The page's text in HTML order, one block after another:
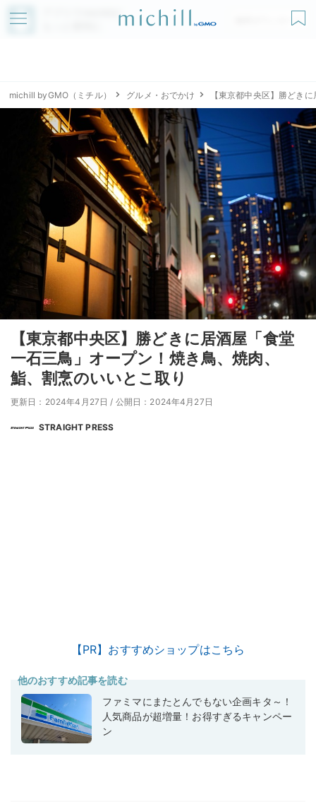
アプリでmichillが
無料ダウンロード
michill byGMO（ミチル） グルメ・おでかけ 【東京都中央区】勝どき
【東京都中央区】勝どきに居酒屋「食堂
一石三鳥」オープン！焼き鳥、焼肉、
鮨、割烹のいいとこ取り
更新日：2024年4月27日 / 公開日：2024年4月27日
STRAIGHT PRESS
【PR】おすすめショップはこちら
他のおすすめ記事を読む
ファミマにまたとんでもない企画キタ～！
人気商品が超増量！お得すぎるキャンペー
ン